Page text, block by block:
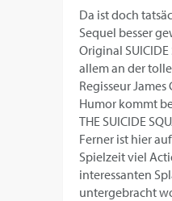
Da ist doch
Sequel besser
Original
allem an der
Regisseur
Humor kommt
THE SUICIDE
Ferner ist hier
Spielzeit viel
interessanten
untergebracht